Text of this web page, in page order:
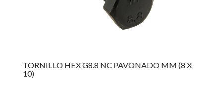
TORNILLO HEX G8.8 NC PAVONADO MM (8 X
10)